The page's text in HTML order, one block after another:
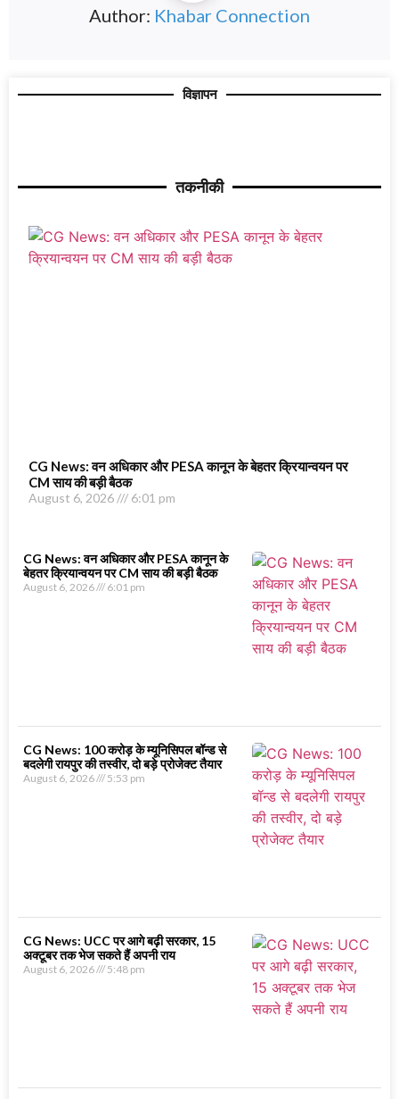
Author: Khabar Connection
विज्ञापन
तकनीकी
CG News: वन अधिकार और PESA कानून के बेहतर क्रियान्वयन पर
CM साय की बड़ी बैठक
August 6, 2026 6:01 pm
CG News: वन अधिकार और PESA कानून के
बेहतर क्रियान्वयन पर CM साय की बड़ी बैठक
August 6, 2026 6:01 pm
CG News: 100 करोड़ के म्यूनिसिपल बॉन्ड से
बदलेगी रायपुर की तस्वीर, दो बड़े प्रोजेक्ट तैयार
August 6, 2026 5:53 pm
CG News: UCC पर आगे बढ़ी सरकार, 15
अक्टूबर तक भेज सकते हैं अपनी राय
August 6, 2026 5:48 pm